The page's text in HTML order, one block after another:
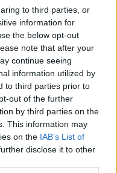
to third parties, or
information for
the below opt-out
note that after your
continue seeing
information utilized by
to third parties prior to
out of the further
by third parties on the
This information may
on the IAB’s List of
disclose it to other
στη Google
πολίτης το
παραλία
την